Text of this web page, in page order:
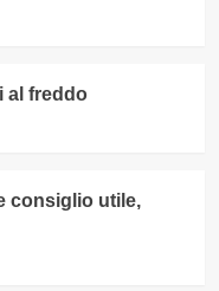
al freddo
consiglio utile,